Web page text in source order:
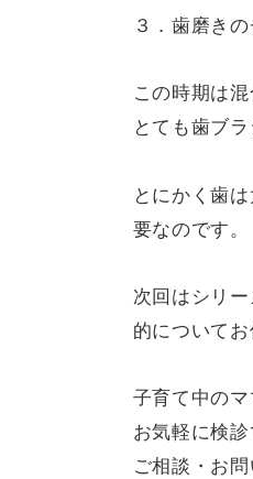
３．歯磨き
この時期は
とても歯ブ
とにかく歯
要なのです。
次回はシリ
的について
子育て中のマ
お気軽に検
ご相談・お